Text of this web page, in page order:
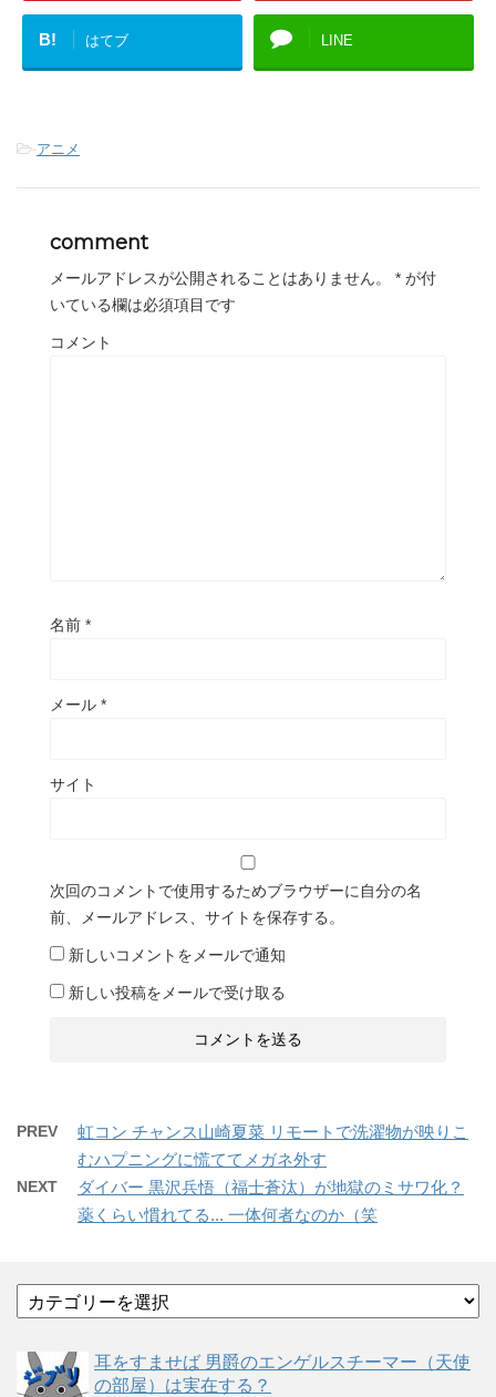
B! はてブ LINE
-アニメ
comment
メールアドレスが公開されることはありません。 * が付
いている欄は必須項目です
コメント
名前 *
メール *
サイト
次回のコメントで使用するためブラウザーに自分の名
前、メールアドレス、サイトを保存する。
新しいコメントをメールで通知
新しい投稿をメールで受け取る
PREV
虹コン チャンス山崎夏菜 リモートで洗濯物が映りこ
むハプニングに慌ててメガネ外す
NEXT
ダイバー 黒沢兵悟（福士蒼汰）が地獄のミサワ化？
薬くらい慣れてる... 一体何者なのか（笑
テ
リ
ー
耳をすませば 男爵のエンゲルスチーマー（天使
の部屋）は実在する？